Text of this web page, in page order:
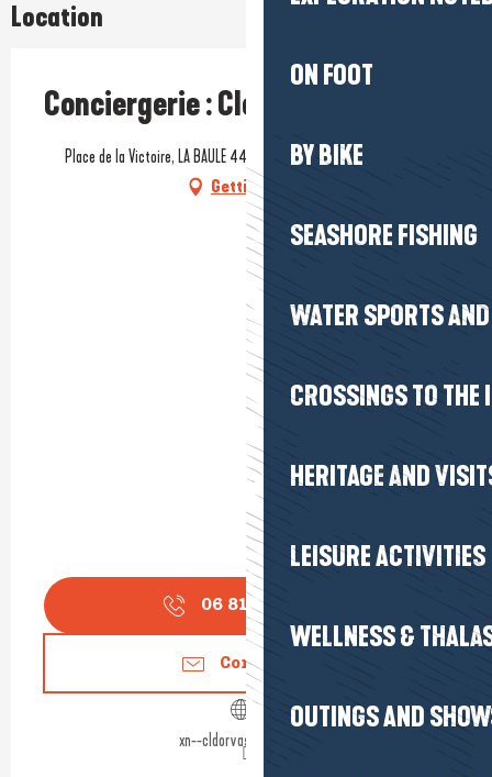
ON FOOT
BY BIKE
SEASHORE FISHING
WATER SPORTS
CROSSINGS TO THE
HERITAGE AND
LEISURE ACTIVITIES
WELLNESS &
OUTINGS AND
Location
Conciergerie : Clé d'or évasion
Place de la Victoire, LA BAULE 44500, 44500 La Baule-Escoublac
Getting there
06 81 16 98
Contact us
xn--cldorvasion-cbbd.fr